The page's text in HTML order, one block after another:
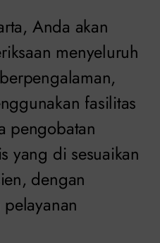
Anda akan
menyeluruh
fasilitas
pengobatan
yang di sesuaikan
dengan